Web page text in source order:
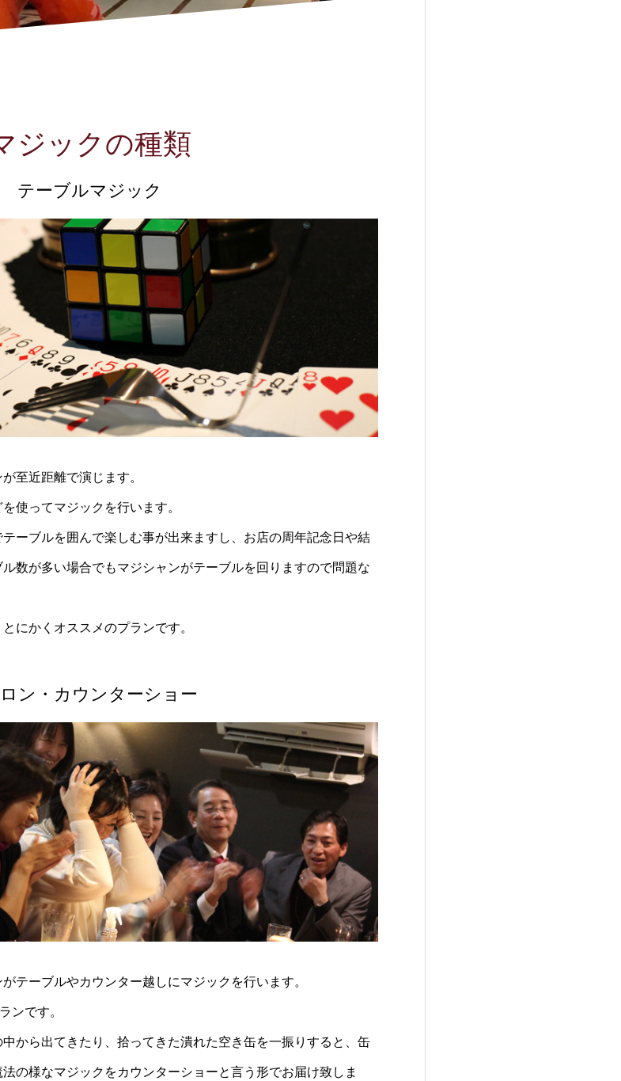
ジックの種類
テーブルマジック
至近距離で演じます。
使ってマジックを行います。
ーブルを囲んで楽しむ事が出来ますし、お店の周年記念日や結
数が多い場合でもマジシャンがテーブルを回りますので問題な
にかくオススメのプランです。
ン・カウンターショー
テーブルやカウンター越しにマジックを行います。
ンです。
から出てきたり、拾ってきた潰れた空き缶を一振りすると、缶
の様なマジックをカウンターショーと言う形でお届け致しま